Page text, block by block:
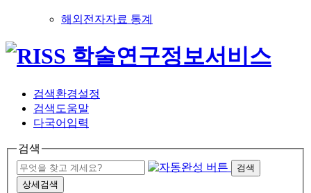
해외전자자료 통계
검색환경설정
검색도움말
다국어입력
검색
검색
상세검색